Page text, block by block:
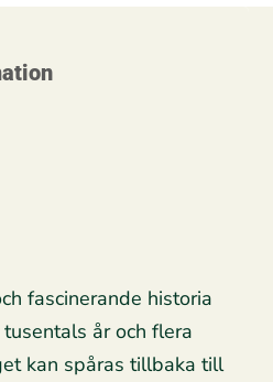
fascinerande historia
år och flera
kan spåras tillbaka till